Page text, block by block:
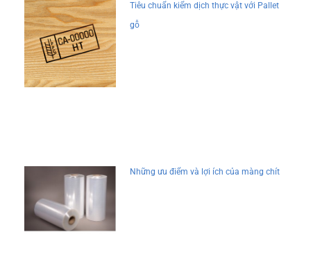
Tiêu chuẩn kiểm dịch thực vật với Pallet
gỗ
Những ưu điểm và lợi ích của màng chít